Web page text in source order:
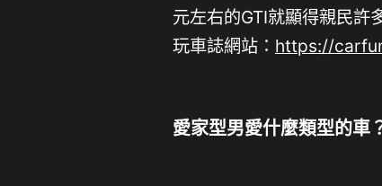
元左右的GTI就顯得親民許
玩車誌網站： https://
愛家型男愛什麼類型的